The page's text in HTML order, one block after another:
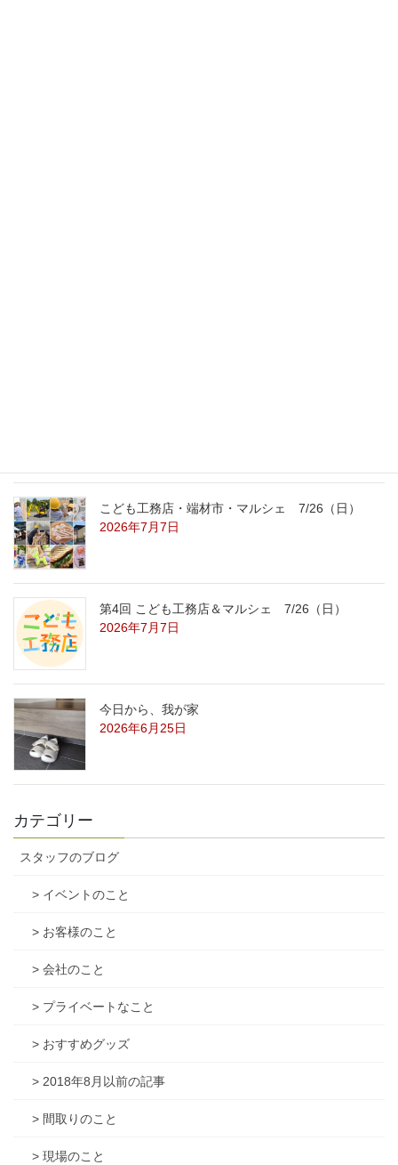
こども工務店・端材市・マルシェ 7/26（日）
2026年7月7日
第4回 こども工務店＆マルシェ 7/26（日）
2026年7月7日
今日から、我が家
2026年6月25日
カテゴリー
スタッフのブログ
> イベントのこと
> お客様のこと
> 会社のこと
> プライベートなこと
> おすすめグッズ
> 2018年8月以前の記事
> 間取りのこと
> 現場のこと